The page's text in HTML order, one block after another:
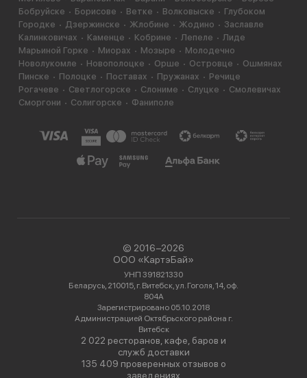
Бобруйске
Борисове Ветке Волковыске
Глубоком
Городке
Дзержинске Жлобине Жодино
Заславле
Калинковичах
Каменце Кобрине Лепеле
Лиде
Марьиной Горке
Миорах Мозыре
Молодечно
Новолукомле
Новополоцке Орше Островце
Ошмянах
Пинске
Полоцке Поставах Пружанах
Речице
Рогачеве
Светлогорске Слониме Слуцке
Смолевичах
Сморгони
Солигорске Фаниполе
© 2016−2026
ООО «КартэБай»
УНП 391821330
Беларусь, 210015, г. Витебск, ул. Гоголя, 14, оф.
804А
Зарегистрировано 05.10.2018
Администрацией Октябрьского района г.
Витебск
2 022 ресторанов, кафе, баров и
служб доставки
135 409 проверенных отзывов о
заведениях